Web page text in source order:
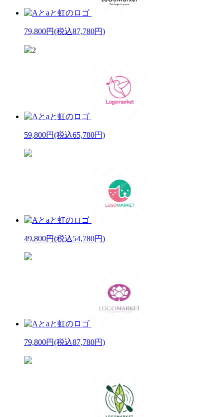
79,800円(税込87,780円)
2
59,800円(税込65,780円)
49,800円(税込54,780円)
79,800円(税込87,780円)